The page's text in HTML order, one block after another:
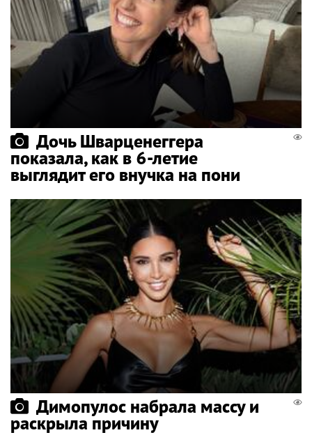
Дочь Шварценеггера
показала, как в 6-летие
выглядит его внучка на пони
Димопулос набрала массу и
раскрыла причину